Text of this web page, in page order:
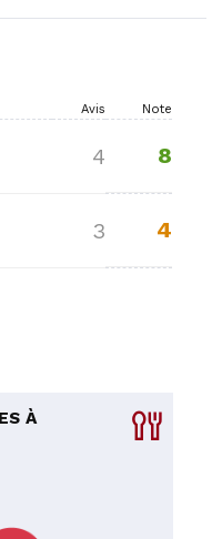
Avis Note
4 8
3 4
À